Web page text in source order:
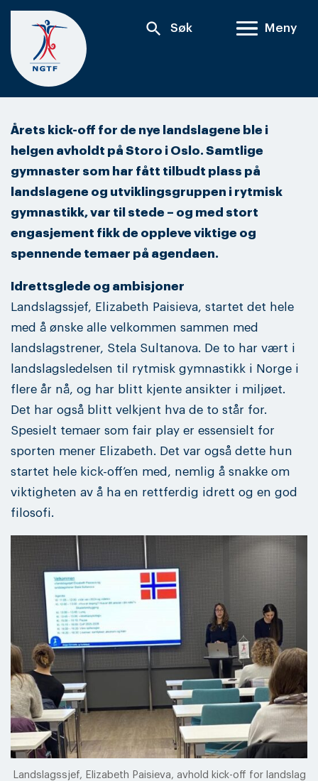
Skip
content
search Søk Meny
Årets kick-off for de nye landslagene ble i
helgen avholdt på Storo i Oslo. Samtlige
gymnaster som har fått tilbudt plass på
landslagene og utviklingsgruppen i rytmisk
gymnastikk, var til stede – og med stort
engasjement fikk de oppleve viktige og
spennende temaer på agendaen.
Idrettsglede og ambisjoner
Landslagssjef, Elizabeth Paisieva, startet det hele
med å ønske alle velkommen sammen med
landslagstrener, Stela Sultanova. De to har vært i
landslagsledelsen til rytmisk gymnastikk i Norge i
flere år nå, og har blitt kjente ansikter i miljøet.
Det har også blitt velkjent hva de to står for.
Spesielt temaer som fair play er essensielt for
sporten mener Elizabeth. Det var også dette hun
startet hele kick-off’en med, nemlig å snakke om
viktigheten av å ha en rettferdig idrett og en god
filosofi.
Landslagssjef, Elizabeth Paisieva, avhold kick-off for landslag